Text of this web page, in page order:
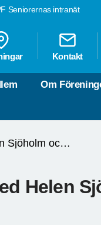
Seniorernas intranät
Kontakt
Om
Skule naturscen med Helen Sjöholm och Tommy Körberg 2025
Helen